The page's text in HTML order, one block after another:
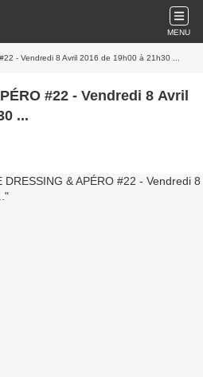
MENU
- Vendredi 8 Avril 2016 de 19h00 à 21h30 ...
#22 - Vendredi 8 Avril
...